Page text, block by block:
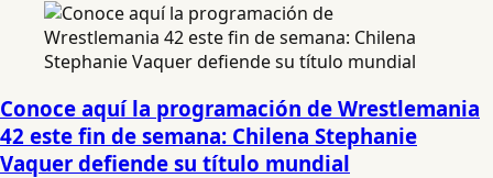
Conoce aquí la programación de Wrestlemania
42 este fin de semana: Chilena Stephanie
Vaquer defiende su título mundial